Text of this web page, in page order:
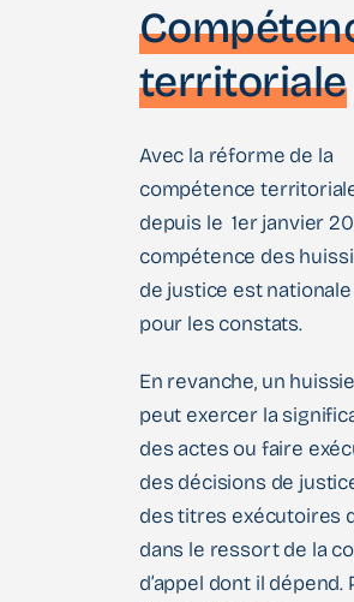
territoriale
Avec la réforme de la
compétence
depuis le 1er janvier
compétence des
de justice est nationale
pour les constats.
En revanche, un
peut exercer la
des actes ou faire
des décisions de
des titres exécutoires
dans le ressort de la
d’appel dont il dépend.